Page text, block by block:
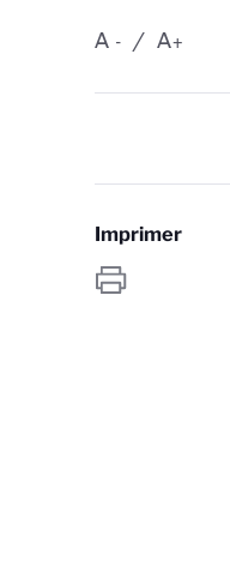
-
A +
A
Imprimer